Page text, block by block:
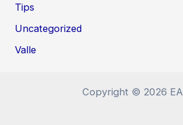
Tips
Uncategorized
Valle
Copyright © 2026 EA